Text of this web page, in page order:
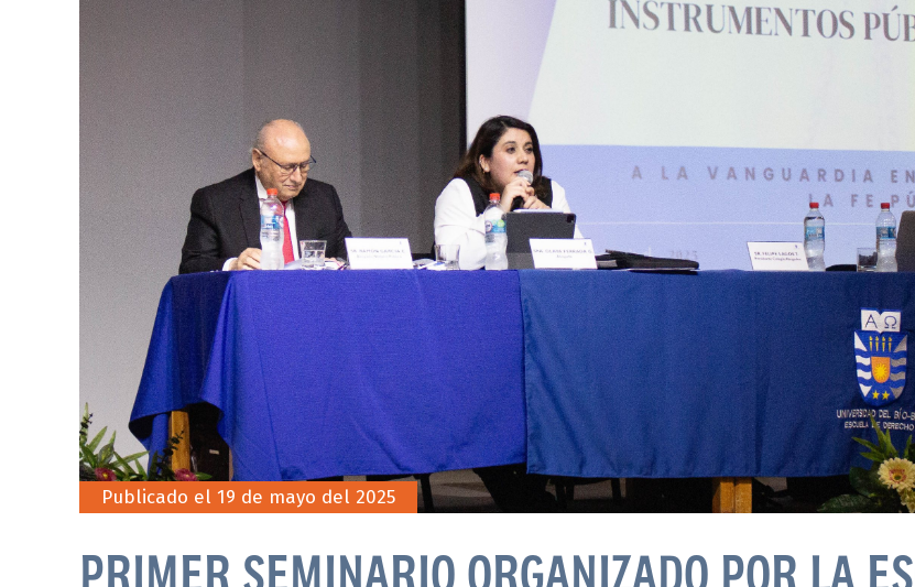
Publicado el 19 de mayo del 2025
PRIMER SEMINARIO ORGANIZADO POR LA